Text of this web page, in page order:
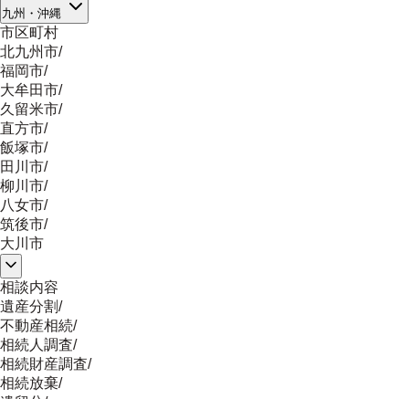
九州・沖縄
市区町村
北九州市/
福岡市/
大牟田市/
久留米市/
直方市/
飯塚市/
田川市/
柳川市/
八女市/
筑後市/
大川市
相談内容
遺産分割/
不動産相続/
相続人調査/
相続財産調査/
相続放棄/